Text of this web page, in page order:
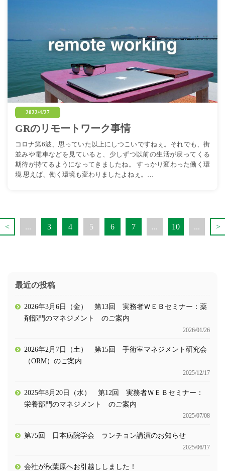
2022/4/27
GRのリモートワーク事情
コロナ第6波、思っていた以上にしつこいですねぇ。それでも、街
並みや電車などを見ていると、少しずつ以前の生活が戻ってくる
期待が持てるようになってきましたね。 すっかり変わった働く環
境 思えば、働く環境も変わりましたよねぇ。…
< ... 3 4 5 6 7 ... 10 ... >
最近の投稿
2026年3月6日（金） 第13回 実務者ＷＥＢセミナー：薬
剤部門のマネジメント のご案内
2026/01/26
2026年2月7日（土） 第15回 手術室マネジメント研究会
（ORM）のご案内
2025/12/17
2025年8月20日（水） 第12回 実務者ＷＥＢセミナー：
栄養部門のマネジメント のご案内
2025/07/08
第75回 日本病院学会 ランチョン講演のお知らせ
2025/06/17
会社が秋葉原へお引越ししました！